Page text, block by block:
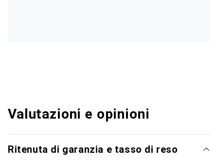
Valutazioni e opinioni
Ritenuta di garanzia e tasso di reso